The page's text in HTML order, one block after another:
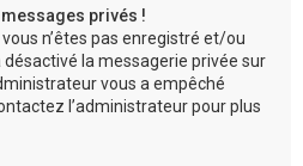
privés !
n’êtes pas enregistré et/ou
la messagerie privée sur
vous a empêché
l’administrateur pour plus